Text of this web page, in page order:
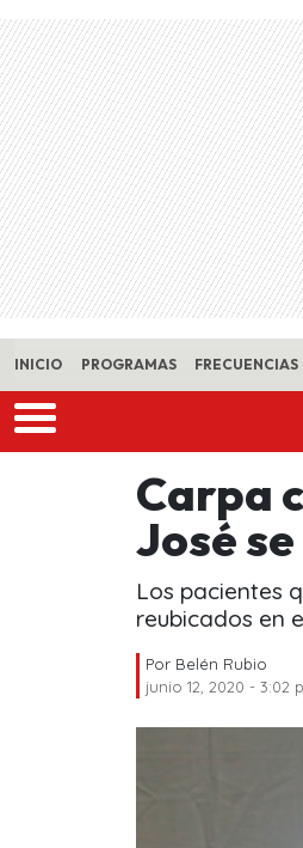
Skip to main content
INICIO PROGRAMAS FRECUENCIAS
Carpa
José
Los pacientes
reubicados en
Por Belén Rubio
junio 12, 2020 - 3:02